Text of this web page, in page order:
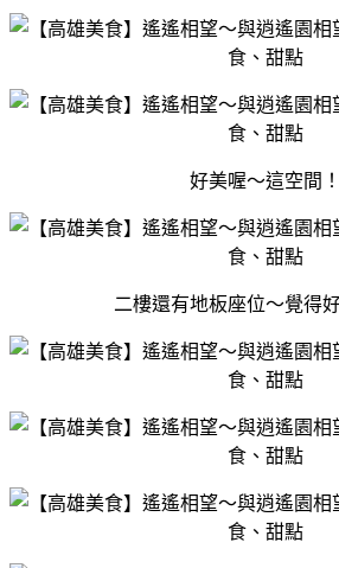
好美喔～這空間！
二樓還有地板座位～覺得